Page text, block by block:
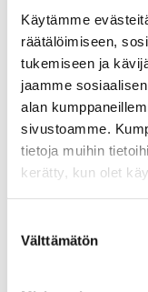
Käytämme
räätälöimiseen,
tukemiseen ja
jaamme
alan
sivustoamme.
tietoja muihin
kerätty, kun olet
valinta
Välttämätön
Vapaa-aika
Paidat
Hupparit
Ajolasit
Tarjoukset
Maritim